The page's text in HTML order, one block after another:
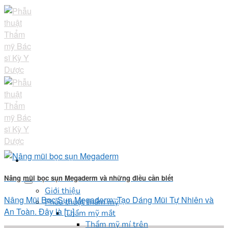
Skip
to
content
Giới thiệu
Phẫu thuật thẩm mỹ
Thẩm mỹ mắt
Thẩm mỹ mí trên
Nâng mũi bọc sụn Megaderm và những điều cần biết
Nâng Mũi Bọc Sụn Megaderm: Tạo Dáng Mũi Tự Nhiên và
An Toàn. Đây là [...]